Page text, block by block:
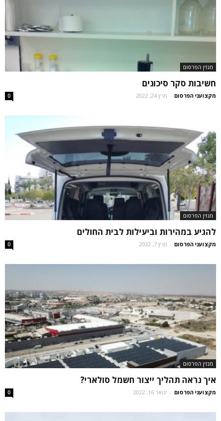
מגזין הפרסום
חשיבות סקר סיכונים
מקצועני הפרסום - מרץ 24, 2022 0
מגזין הפרסום
להגיע במהירות וביעילות לבית החולים
מקצועני הפרסום - מרץ 7, 2022 0
מגזין הפרסום
איך נראה תהליך ייצור חשמל סולארי?
מקצועני הפרסום - ינואר 16, 2022 0